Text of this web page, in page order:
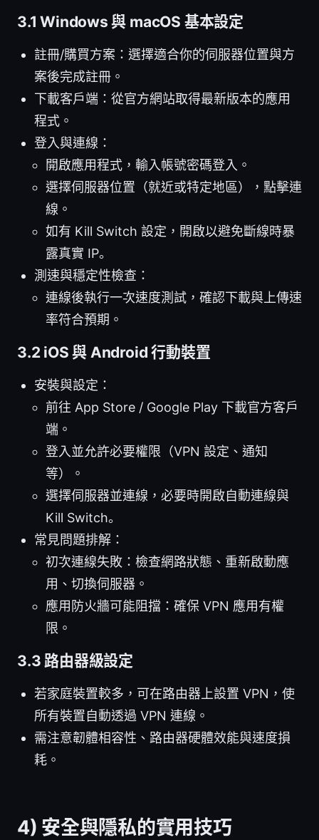
3.1 Windows 與 macOS 基本設定
註冊/購買方案：選擇適合你的伺服器位置與方
案後完成註冊。
下載客戶端：從官方網站取得最新版本的應用
程式。
登入與連線：
開啟應用程式，輸入帳號密碼登入。
選擇伺服器位置（就近或特定地區），點擊連
線。
如有 Kill Switch 設定，開啟以避免斷線時暴
露真實 IP。
測速與穩定性檢查：
連線後執行一次速度測試，確認下載與上傳速
率符合預期。
3.2 iOS 與 Android 行動裝置
安裝與設定：
前往 App Store / Google Play 下載官方客戶
端。
登入並允許必要權限（VPN 設定、通知
等）。
選擇伺服器並連線，必要時開啟自動連線與
Kill Switch。
常見問題排解：
初次連線失敗：檢查網路狀態、重新啟動應
用、切換伺服器。
應用防火牆可能阻擋：確保 VPN 應用有權
限。
3.3 路由器級設定
若家庭裝置較多，可在路由器上設置 VPN，使
所有裝置自動透過 VPN 連線。
需注意韌體相容性、路由器硬體效能與速度損
耗。
4) 安全與隱私的實用技巧